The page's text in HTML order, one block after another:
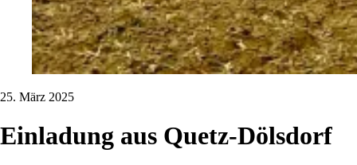
25. März 2025
Einladung aus Quetz-Dölsdorf